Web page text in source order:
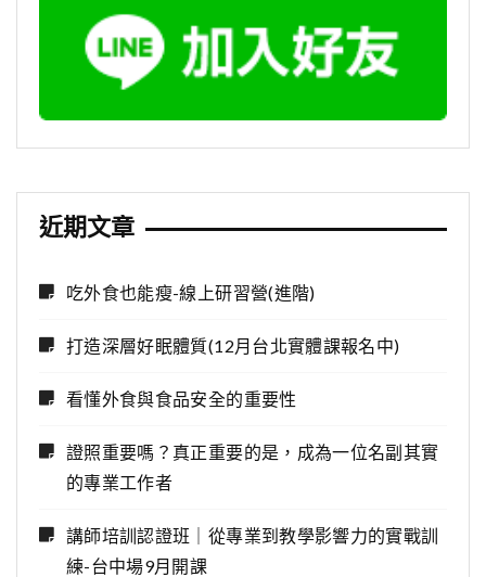
近期文章
吃外食也能瘦-線上研習營(進階)
打造深層好眠體質(12月台北實體課報名中)
看懂外食與食品安全的重要性
證照重要嗎？真正重要的是，成為一位名副其實
的專業工作者
講師培訓認證班｜從專業到教學影響力的實戰訓
練-台中場9月開課